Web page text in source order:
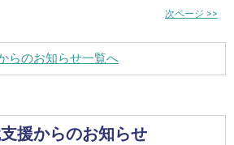
次ページ >>
らのお知らせ一覧へ
援からのお知らせ